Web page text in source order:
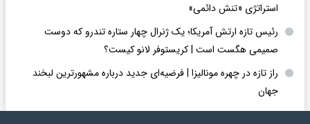
استراتژی «تنش دائمی»
رئیس تازه ارتش آمریکا؛ یک ژنرال چهار ستاره تندرو که دوست
صمیمی هگست است | کریستوفر لانو کیست؟
راز تازه در چهره مونالیزا | فرضیه‌ای جدید درباره مشهورترین لبخند
جهان